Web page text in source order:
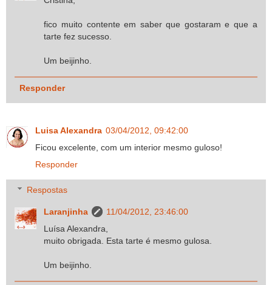
fico muito contente em saber que gostaram e que a
tarte fez sucesso.
Um beijinho.
Responder
Luisa Alexandra 03/04/2012, 09:42:00
Ficou excelente, com um interior mesmo guloso!
Responder
Respostas
Laranjinha
11/04/2012, 23:46:00
Luísa Alexandra,
muito obrigada. Esta tarte é mesmo gulosa.
Um beijinho.